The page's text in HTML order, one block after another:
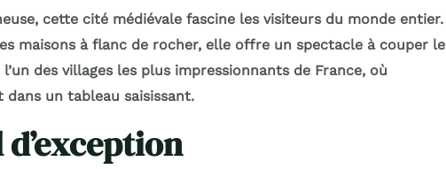
cette cité médiévale fascine les visiteurs du monde entier.
maisons à flanc de rocher, elle offre un spectacle à couper le
des villages les plus impressionnants de France, où
un tableau saisissant.